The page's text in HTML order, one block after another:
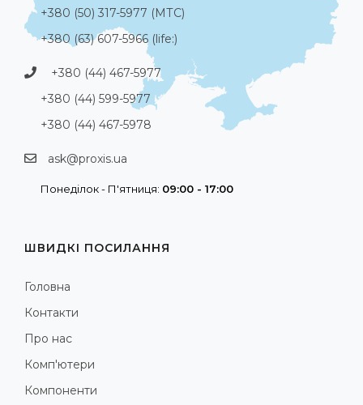
+380 (50) 317-5977 (МТС)
+380 (63) 607-5966 (life:)
+380 (44) 467-5977
+380 (44) 599-5977
+380 (44) 467-5978
ask@proxis.ua
Понеділок - П'ятниця: 09:00 - 17:00
ШВИДКІ ПОСИЛАННЯ
Головна
Контакти
Про нас
Комп'ютери
Компоненти